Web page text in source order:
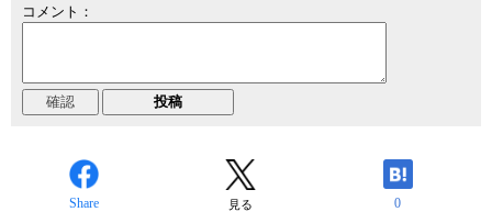
コメント：
Share 見る 0